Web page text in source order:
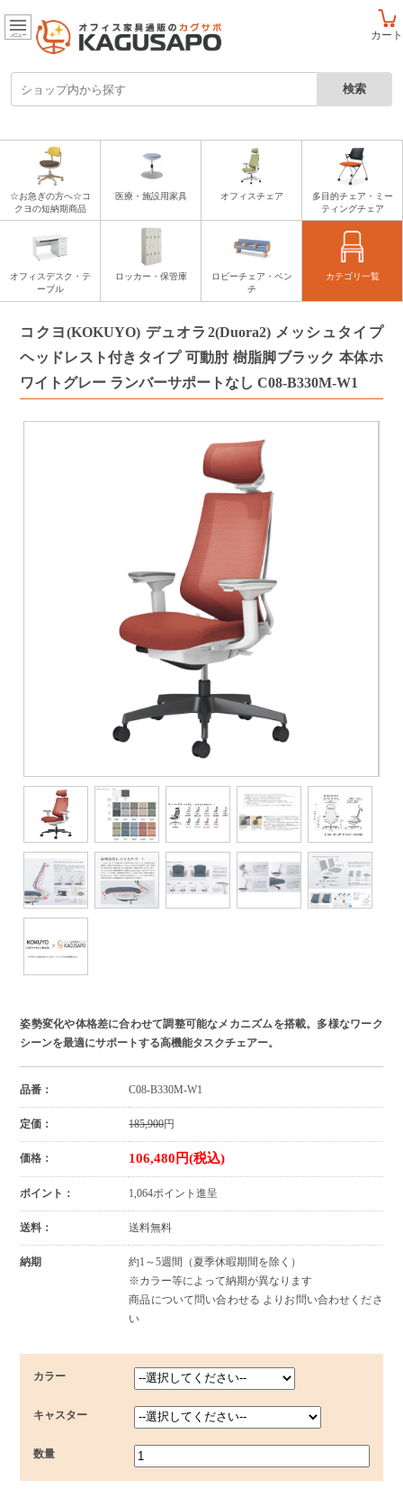
カート
メニュー
☆お急ぎの方へ☆コ
クヨの短納期商品
医療・施設用家具 オフィスチェア
多目的チェア・ミー
ティングチェア
オフィスデスク・テ
ーブル
ロッカー・保管庫
ロビーチェア・ベン
チ
カテゴリ一覧
コクヨ(KOKUYO) デュオラ2(Duora2) メッシュタイプ
ヘッドレスト付きタイプ 可動肘 樹脂脚ブラック 本体ホ
ワイトグレー ランバーサポートなし C08-B330M-W1
姿勢変化や体格差に合わせて調整可能なメカニズムを搭載。多様なワーク
シーンを最適にサポートする高機能タスクチェアー。
品番： C08-B330M-W1
定価： 185,900円
価格： 106,480円(税込)
ポイント： 1,064ポイント進呈
送料： 送料無料
納期
約1～5週間（夏季休暇期間を除く）
※カラー等によって納期が異なります
商品について問い合わせる よりお問い合わせくださ
い
カラー
キャスター
数量